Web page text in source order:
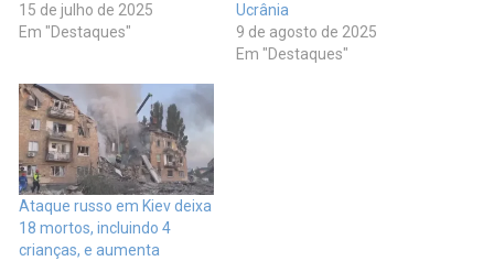
15 de julho de 2025
Em "Destaques"
Ucrânia
9 de agosto de 2025
Em "Destaques"
Ataque russo em Kiev deixa
18 mortos, incluindo 4
crianças, e aumenta